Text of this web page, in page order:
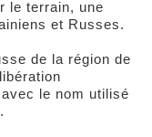
le terrain, une
et Russes.
de la région de
le nom utilisé